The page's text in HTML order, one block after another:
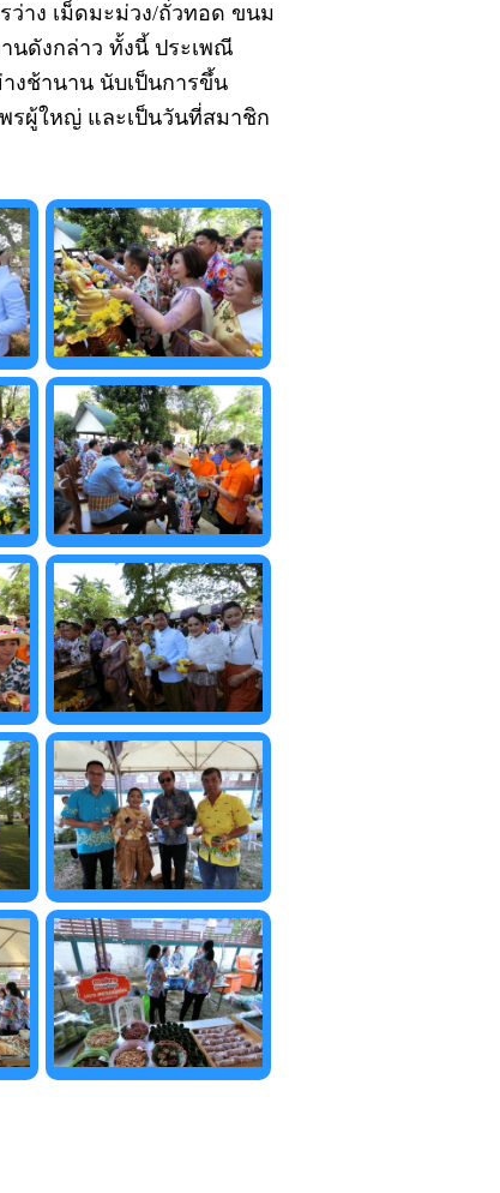
าง เม็ดมะม่วง/ถั่วทอด ขนม
นดังกล่าว ทั้งนี้ ประเพณี
งช้านาน นับเป็นการขึ้น
รผู้ใหญ่ และเป็นวันที่สมาชิก